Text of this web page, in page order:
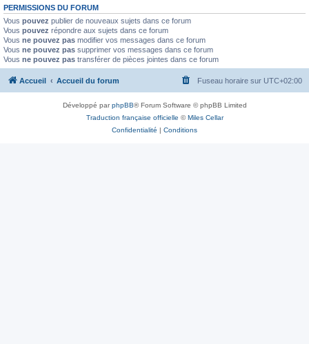
PERMISSIONS DU FORUM
Vous pouvez publier de nouveaux sujets dans ce forum
Vous pouvez répondre aux sujets dans ce forum
Vous ne pouvez pas modifier vos messages dans ce forum
Vous ne pouvez pas supprimer vos messages dans ce forum
Vous ne pouvez pas transférer de pièces jointes dans ce forum
Accueil Accueil du forum Fuseau horaire sur UTC+02:00
Développé parphpBB® Forum Software © phpBB Limited
Traduction française officielle ©Miles Cellar
Confidentialité | Conditions